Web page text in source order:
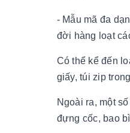
- Mẫu mã đa
đời hàng loạt
Có thể kể đến
giấy, túi zip
Ngoài ra, một
đựng cốc, bao